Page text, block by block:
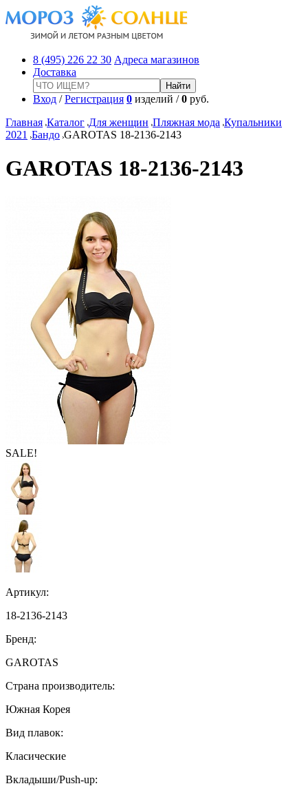
8 (495) 226 22 30 Адреса магазинов
Доставка
Вход /Регистрация 0 изделий /0 руб.
Главная Каталог Для женщин Пляжная мода Купальники
2021 Бандо GAROTAS 18-2136-2143
GAROTAS 18-2136-2143
SALE!
Артикул:
18-2136-2143
Бренд:
GAROTAS
Страна производитель:
Южная Корея
Вид плавок:
Класические
Вкладыши/Push-up: